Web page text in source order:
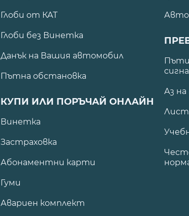
Глоби от КАТ
Глоби без Винетка
Данък на Вашия автомобил
Пътна обстановка
КУПИ ИЛИ ПОРЪЧАЙ ОНЛАЙН
Винетка
Застраховка
Абонаментни карти
Гуми
Авариен комплект
Аз